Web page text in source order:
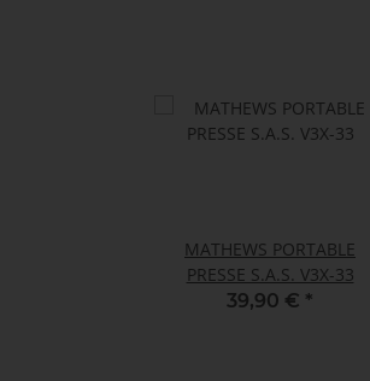
MATHEWS PORTABLE
PRESSE S.A.S. V3X-33
39,90 € *